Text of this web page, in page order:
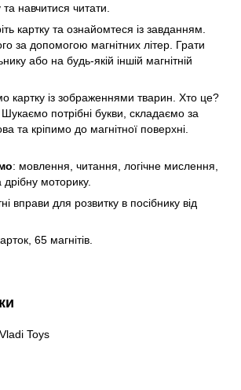
навчитися читати.
картку та ознайомтеся із завданням.
за допомогою магнітних літер. Грати
або на будь-якій іншій магнітній
картку із зображеннями тварин. Хто це?
потрібні букви, складаємо за
та кріпимо до магнітної поверхні.
: мовлення, читання, логічне мислення,
дрібну моторику.
вправи для розвитку в посібнику від
65 магнітів.
Vladi Toys